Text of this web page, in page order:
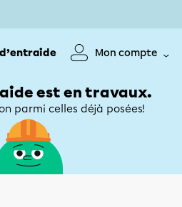
Mon compte
est en travaux.
parmi celles déjà posées!